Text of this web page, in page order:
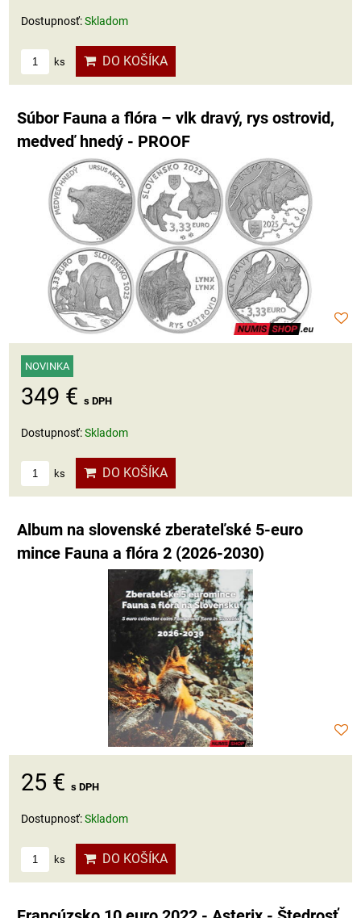
Dostupnosť:Skladom
ks DO KOŠÍKA
Súbor Fauna a flóra – vlk dravý, rys ostrovid,
medveď hnedý - PROOF
NOVINKA
349 € s DPH
Dostupnosť:Skladom
ks DO KOŠÍKA
Album na slovenské zberateľské 5-euro
mince Fauna a flóra 2 (2026-2030)
25 € s DPH
Dostupnosť:Skladom
ks DO KOŠÍKA